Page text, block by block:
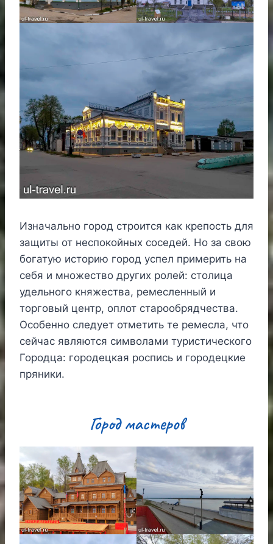
Изначально город строится как крепость для
защиты от неспокойных соседей. Но за свою
богатую историю город успел примерить на
себя и множество других ролей: столица
удельного княжества, ремесленный и
торговый центр, оплот старообрядчества.
Особенно следует отметить те ремесла, что
сейчас являются символами туристического
Городца: городецкая роспись и городецкие
пряники.
Город мастеров